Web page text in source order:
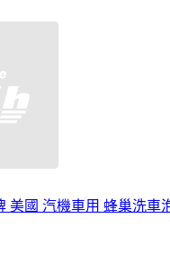
美國 汽機車用 蜂巢洗車